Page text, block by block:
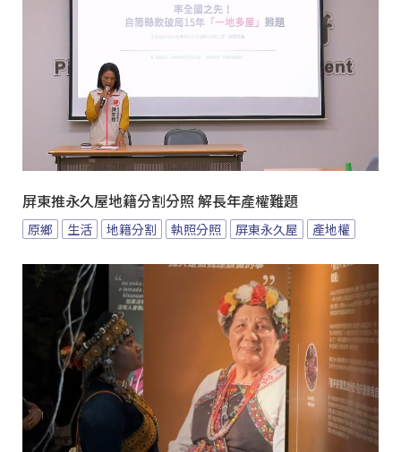
屏東推永久屋地籍分割分照 解長年產權難題
原鄉 生活 地籍分割 執照分照 屏東永久屋 產地權